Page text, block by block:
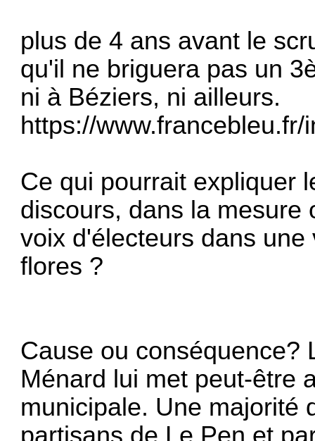
plus de 4 ans avant le
qu'il ne briguera pas un
ni à Béziers, ni ailleurs.
https://
Ce qui pourrait expliquer
discours, dans la mesure
voix d'électeurs dans
flores ?
Cause ou conséquence?
Ménard lui met peut-être
municipale. Une majorité